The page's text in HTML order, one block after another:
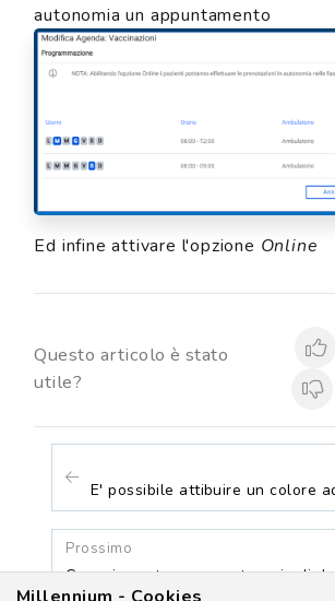
autonomia un appuntamento
Ed infine attivare l'opzione Online
Questo articolo è stato
utile?
Prossimo
Come impostare una categoria di